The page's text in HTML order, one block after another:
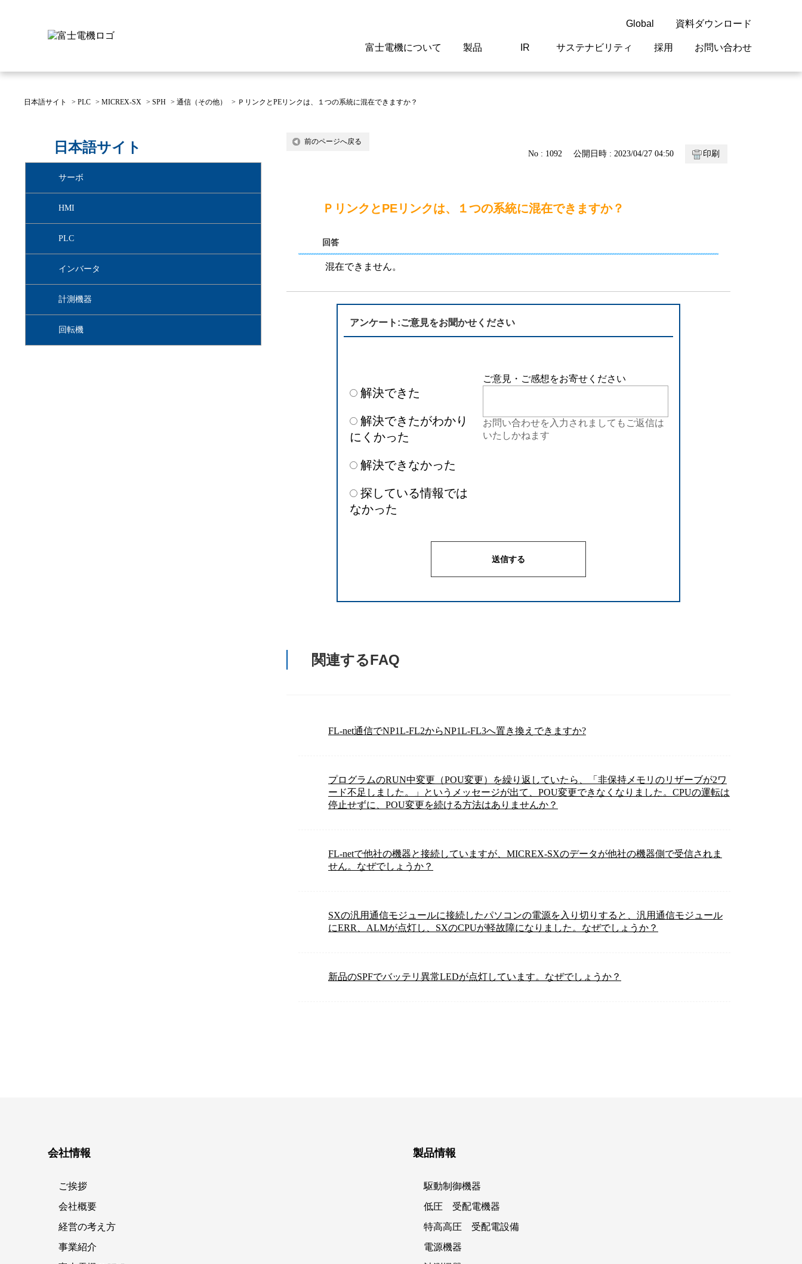
Global
閉じる
資料ダウンロード
富士電機について
富士電機についてのトップ
へ
ご挨拶
製品
駆動制御機器
情報システム 保守・保全
自動販売機・店舗 ソリューション
セミナー・研修情報
IR
株主・投資家情報のトップ
へ
経営情報
サステナビリティ
サステナビリティのトップ
へ
マテリアリティ
採用
新卒採用情報
お問い合わせ
よくあるご質問
日本語サイト > PLC > MICREX-SX > SPH > 通信（その他） > ＰリンクとPEリンクは、１つの系統に混在できますか？
日本語サイト
サーボ
HMI
PLC
インバータ
計測機器
回転機
前のページへ戻る
No : 1092 公開日時 : 2023/04/27 04:50 印刷
ＰリンクとPEリンクは、１つの系統に混在できますか？
回答
混在できません。
アンケート:ご意見をお聞かせください
解決できた
解決できたがわかり
にくかった
解決できなかった
探している情報では
なかった
ご意見・ご感想をお寄せください
お問い合わせを入力されましてもご返信は
いたしかねます
関連するFAQ
FL-net通信でNP1L-FL2からNP1L-FL3へ置き換えできますか?
プログラムのRUN中変更（POU変更）を繰り返していたら、「非保持メモリのリザーブが2ワ
ード不足しました。」というメッセージが出て、POU変更できなくなりました。CPUの運転は
停止せずに、POU変更を続ける方法はありませんか？
FL-netで他社の機器と接続していますが、MICREX-SXのデータが他社の機器側で受信されま
せん。なぜでしょうか？
SXの汎用通信モジュールに接続したパソコンの電源を入り切りすると、汎用通信モジュール
にERR、ALMが点灯し、SXのCPUが軽故障になりました。なぜでしょうか？
新品のSPFでバッテリ異常LEDが点灯しています。なぜでしょうか？
会社情報
ご挨拶
会社概要
経営の考え方
事業紹介
製品情報
駆動制御機器
低圧 受配電機器
特高高圧 受配電設備
電源機器